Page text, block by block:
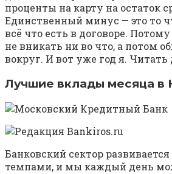
проценты на карту на остаток
Единственный минус — это то
всё что есть в договоре.
не вникать ни во что, а потом
вокруг. И вот уже год я. Читать
Лучшие вклады месяца в
Банковский сектор
темпами, и мы каждый день